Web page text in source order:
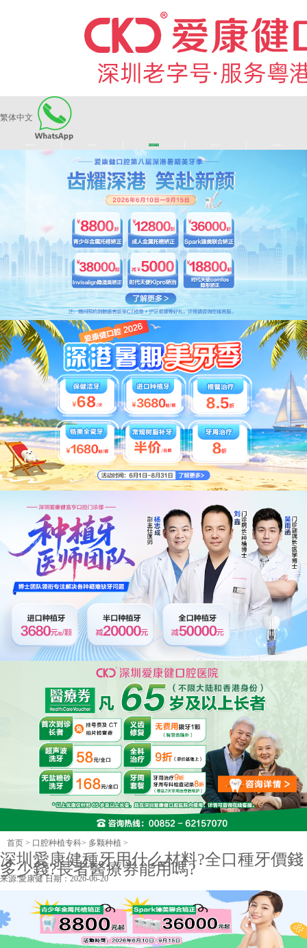
繁体中文
长者医疗券
首页 > 口腔种植专科> 多颗种植 >
深圳愛康健種牙用什么材料?全口種牙價錢
多少錢?長者醫療券能用嗎?
来源:愛康健日期：2026-06-20